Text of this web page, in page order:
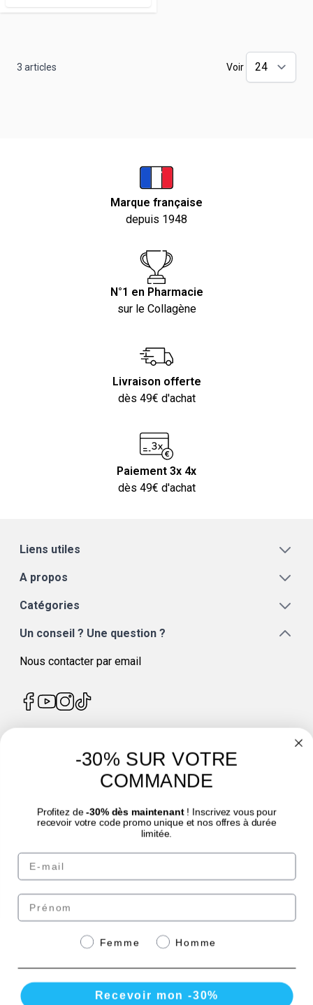
3 articles Voir
Marque française
depuis 1948
N°1 en Pharmacie
sur le Collagène
Livraison offerte
dès 49€ d'achat
Paiement 3x 4x
dès 49€ d'achat
Liens utiles
A propos
Catégories
Un conseil ? Une question ?
Nous contacter par email
4.7/5
© Laboratoire des GRANIONS 2026 | Paiement sécurisé | *Norme AFNOR NF EN
eafit.com|punch-power.com
Paiement sécurisé avec
-30% SUR VOTRE
COMMANDE
Profitez de -30% dès maintenant! Inscrivez vous pour
recevoir votre code promo unique et nos offres à durée
limitée.
Email
Prénom
GenreFemme Homme
Recevoir mon -30%